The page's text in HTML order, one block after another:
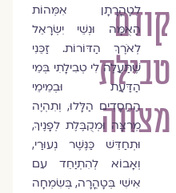
קודם
טבילת
מצווה
לְטָהֳרָתָן אִמְּהוֹת
הָאֻמָּה וּנְשֵׁי יִשְׂרָאֵל
לְאֹרֶךְ הַדּוֹרוֹת. זַכֵּנִי
שֶׁתַּעֲלֶה לִי טְבִילָתִי בְּמֵי
הַדַּעַת וּבְמֵימֵי
הַחֲסָדִים הַלָּלוּ, וְתִהְיֶה
מְרֻצָּה וּמְקֻבֶּלֶת לְפָנֶיךָ,
וּתְחַדֵּשׁ כַּנֶּשֶׁר נְעוּרַי,
וְאָבוֹא לְהִתְיַחֵד עִם
אִישִׁי בְּטָהֳרָה, בְּשִׂמְחָה